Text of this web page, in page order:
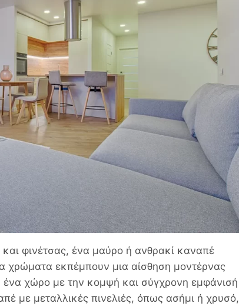
και φινέτσας, ένα μαύρο ή ανθρακί καναπέ
χρώματα εκπέμπουν μια αίσθηση μοντέρνας
ένα χώρο με την κομψή και σύγχρονη εμφάνισή
με μεταλλικές πινελιές, όπως ασήμι ή χρυσό,